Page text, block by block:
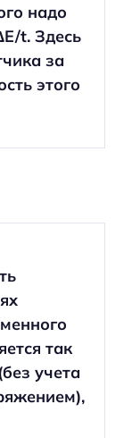
надо
t. Здесь
за
этого
так
учета